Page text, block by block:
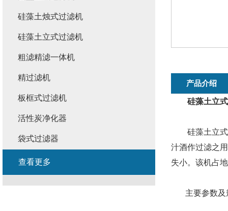
产品介绍
硅藻土立
硅藻土立式
汁酒作过滤之
失小。该机占
主要参数及
硅藻土烛式过滤机
硅藻土立式过滤机
粗滤精滤一体机
精过滤机
板框式过滤机
活性炭净化器
袋式过滤器
查看更多